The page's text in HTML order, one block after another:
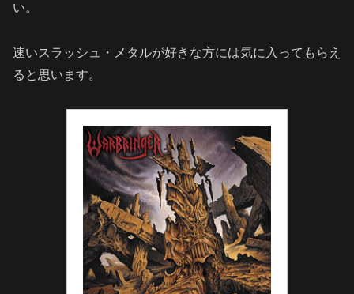
い。
速いスラッシュ・メタルが好きな方には気に入ってもらえ
ると思います。